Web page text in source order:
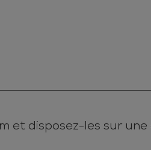
et disposez-les sur